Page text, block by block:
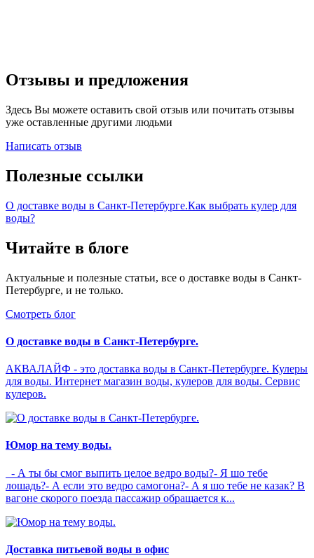
Отзывы и предложения
Здесь Вы можете оставить свой отзыв или почитать отзывы
уже оставленные другими людьми
Написать отзыв
Полезные ссылки
О доставке воды в Санкт-Петербурге.Как выбрать кулер для
воды?
Читайте в блоге
Актуальные и полезные статьи, все о доставке воды в Санкт-
Петербурге, и не только.
Смотреть блог
О доставке воды в Санкт-Петербурге.
АКВАЛАЙФ - это доставка воды в Санкт-Петербурге. Кулеры
для воды. Интернет магазин воды, кулеров для воды. Сервис
кулеров.
Юмор на тему воды.
- А ты бы смог выпить целое ведро воды?- Я шо тебе
лошадь?- А если это ведро самогона?- А я шо тебе не казак? В
вагоне скорого поезда пассажир обращается к...
Доставка питьевой воды в офис